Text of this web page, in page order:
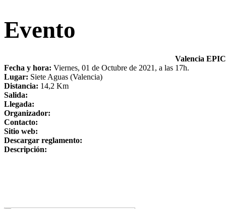
Evento
Valencia
Fecha y hora: Viernes, 01 de Octubre de 2021, a las 17h.
Lugar: Siete Aguas (Valencia)
Distancia: 14,2 Km
Salida:
Llegada:
Organizador:
Contacto:
Sitio web:
Descargar reglamento:
Descripción: